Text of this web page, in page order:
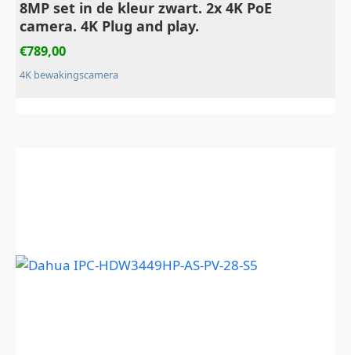
8MP set in de kleur zwart. 2x 4K PoE
camera. 4K Plug and play.
€789,00
4K bewakingscamera